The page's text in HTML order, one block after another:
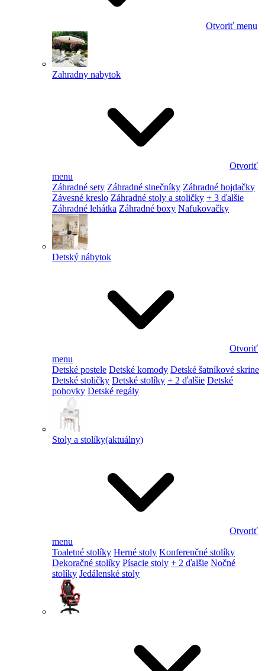
Otvoriť menu
Zahradny nabytok
Otvoriť
menu
Záhradné sety Záhradné slnečníky Záhradné hojdačky
Závesné kreslo Záhradné stoly a stoličky + 3 ďalšie
Záhradné lehátka Záhradné boxy Nafukovačky
Detský nábytok
Otvoriť
menu
Detské postele Detské komody Detské šatníkové skrine
Detské stoličky Detské stolíky + 2 ďalšie Detské
pohovky Detské regály
Stoly a stolíky(aktuálny)
Otvoriť
menu
Toaletné stolíky Herné stoly Konferenčné stolíky
Dekoračné stolíky Písacie stoly + 2 ďalšie Nočné
stolíky Jedálenské stoly